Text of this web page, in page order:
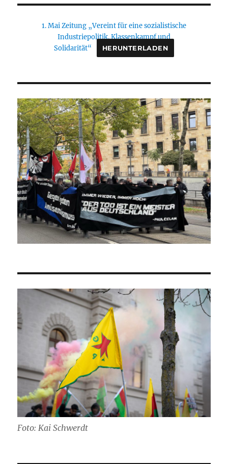
1. Mai Zeitung „Vereint für eine sozialistische
Industriepolitik. Klassenkampf und
Solidarität“
HERUNTERLADEN
Foto: Kai Schwerdt